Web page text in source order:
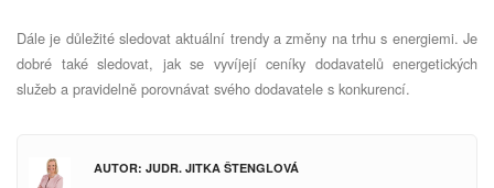
Dále je důležité sledovat aktuální trendy a změny na trhu s energiemi. Je
dobré také sledovat, jak se vyvíjejí ceníky dodavatelů energetických
služeb a pravidelně porovnávat svého dodavatele s konkurencí.
AUTOR: JUDR. JITKA ŠTENGLOVÁ